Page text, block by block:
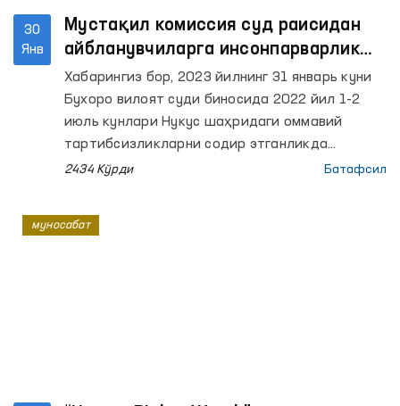
30
Янв
Мустақил комиссия суд раисидан
айбланувчиларга инсонпарварлик
тамойиллари асосида жазо
тайинланишини сўради
Хабарингиз бор, 2023 йилнинг 31 январь куни
Бухоро вилоят суди биносида 2022 йил 1-2
июль кунлари Нукус шаҳридаги оммавий
тартибсизликларни содир этганликда
айбланаётган 22 нафар судланувчига оид
2434 Кўрди Батафсил
муносабат